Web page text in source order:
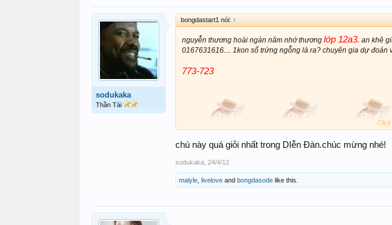
sodukaka
Thần Tài
bongdastart1 nói: ↑
nguyễn thương hoài ngàn năm nhớ thương lớp 12a3. an khê
0167631616.... 1kon số trứng ngỗng là ra? chuyên gia dự đoán
773-723
Click
chú này quá giỏi nhất trong DIễn Đàn.chúc mừng nhé!
sodukaka 24/4/12
malyle livelove and bongdasode like this.